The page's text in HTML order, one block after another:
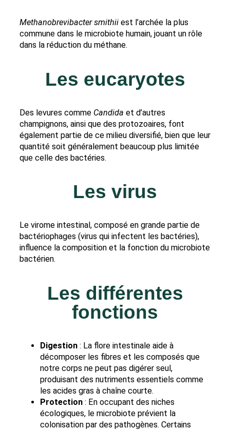
Methanobrevibacter smithii est l’archée la plus
commune dans le microbiote humain, jouant un rôle
dans la réduction du méthane.
Les eucaryotes
Des levures comme Candida et d’autres
champignons, ainsi que des protozoaires, font
également partie de ce milieu diversifié, bien que leur
quantité soit généralement beaucoup plus limitée
que celle des bactéries.
Les virus
Le virome intestinal, composé en grande partie de
bactériophages (virus qui infectent les bactéries),
influence la composition et la fonction du microbiote
bactérien.
Les différentes
fonctions
Digestion : La flore intestinale aide à
décomposer les fibres et les composés que
notre corps ne peut pas digérer seul,
produisant des nutriments essentiels comme
les acides gras à chaîne courte.
Protection : En occupant des niches
écologiques, le microbiote prévient la
colonisation par des pathogènes. Certains